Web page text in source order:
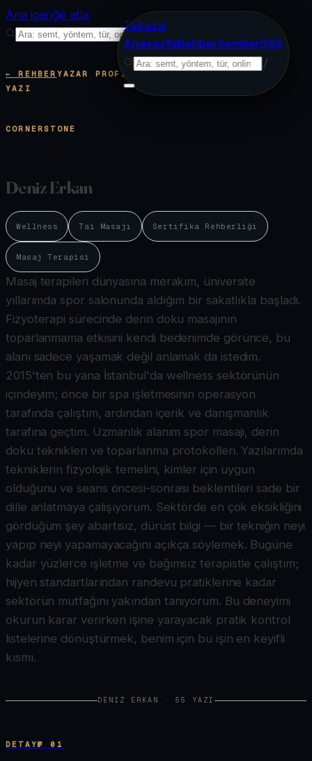
Ana içeriğe atla
Taksim
AnasayfaRehberSemtlerSSS
/
/
← REHBER YAZAR PROFILI
YAZI
CORNERSTONE
Deniz Erkan
Wellness Tai Masajı Sertifika Rehberliği
Masaj Terapisi
Masaj terapileri dünyasına merakım, üniversite
yıllarımda spor salonunda aldığım bir sakatlıkla başladı.
Fizyoterapi sürecinde derin doku masajının
toparlanmama etkisini kendi bedenimde görünce, bu
alanı sadece yaşamak değil anlamak da istedim.
2015'ten bu yana İstanbul'da wellness sektörünün
içindeyim; önce bir spa işletmesinin operasyon
tarafında çalıştım, ardından içerik ve danışmanlık
tarafına geçtim. Uzmanlık alanım spor masajı, derin
doku teknikleri ve toparlanma protokolleri. Yazılarımda
tekniklerin fizyolojik temelini, kimler için uygun
olduğunu ve seans öncesi-sonrası beklentileri sade bir
dille anlatmaya çalışıyorum. Sektörde en çok eksikliğini
gördüğüm şey abartısız, dürüst bilgi — bir tekniğin neyi
yapıp neyi yapamayacağını açıkça söylemek. Bugüne
kadar yüzlerce işletme ve bağımsız terapistle çalıştım;
hijyen standartlarından randevu pratiklerine kadar
sektörün mutfağını yakından tanıyorum. Bu deneyimi
okurun karar verirken işine yarayacak pratik kontrol
listelerine dönüştürmek, benim için bu işin en keyifli
kısmı.
DENIZ ERKAN · 55 YAZI
DETAY№01